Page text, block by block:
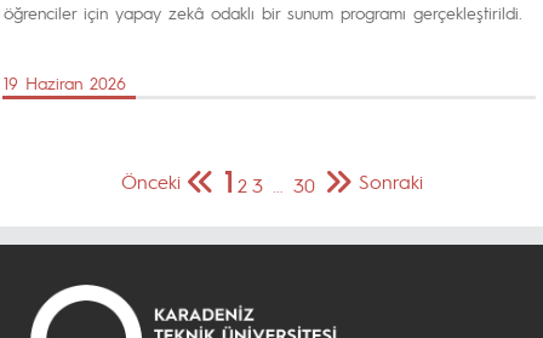
öğrenciler için yapay zekâ odaklı bir sunum programı gerçekleştirildi.
19 Haziran 2026
Önceki 1 2 3 30 Sonraki